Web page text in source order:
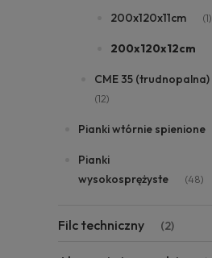
200x120x11cm (1)
200x120x12cm
CME 35 (trudnopalna)
(12)
Pianki wtórnie spienione
Pianki
wysokosprężyste
(48)
Filc techniczny (2)